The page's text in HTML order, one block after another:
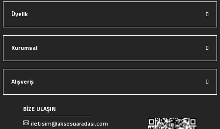
Üyelik
Kurumsal
Alışveriş
BİZE ULAŞIN
iletisim@aksesuaradasi.com